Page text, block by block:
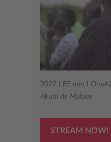
2022 I 85 min I OmeU
Akuol de Mabior
STREAM NOW!